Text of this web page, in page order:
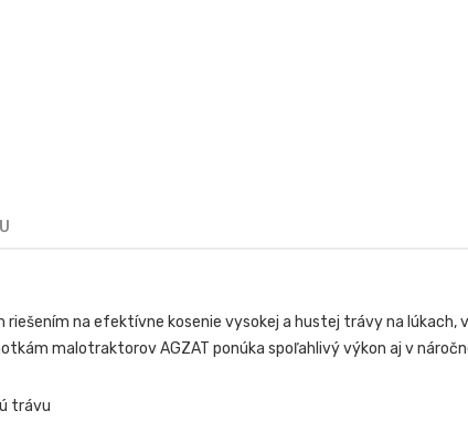
riešením na efektívne kosenie vysokej a hustej trávy na
malotraktorov AGZAT ponúka spoľahlivý výkon aj v
trávu